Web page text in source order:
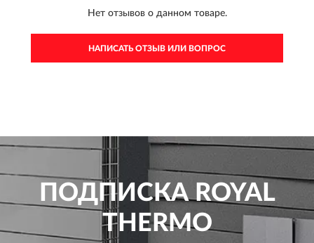
Нет отзывов о данном товаре.
НАПИСАТЬ ОТЗЫВ ИЛИ ВОПРОС
ПОДПИСКАROYAL
THERMO